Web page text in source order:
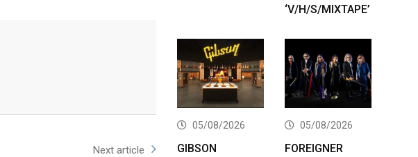
Next article
‘V/H/S/MIXTAPE’
05/08/2026
GIBSON
05/08/2026
FOREIGNER